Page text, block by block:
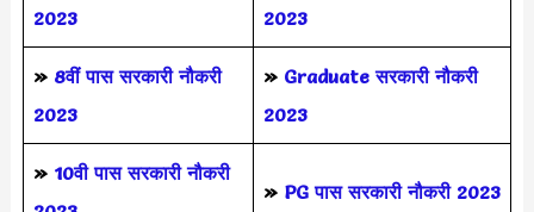
2023
2023
» 8वीं पास सरकारी नौकरी
2023
» Graduate सरकारी नौकरी
2023
» 10वी पास सरकारी नौकरी
» PG पास सरकारी नौकरी 2023